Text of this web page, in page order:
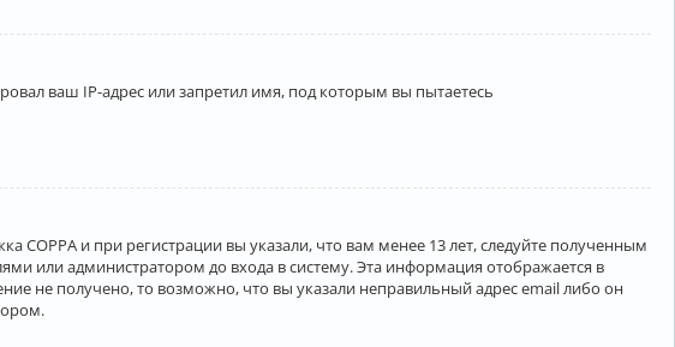
ваш IP-адрес или запретил имя, под которым вы пытаетесь
и при регистрации вы указали, что вам менее 13 лет, следуйте полученным
или администратором до входа в систему. Эта информация отображается в
не получено, то возможно, что вы указали неправильный адрес email либо он